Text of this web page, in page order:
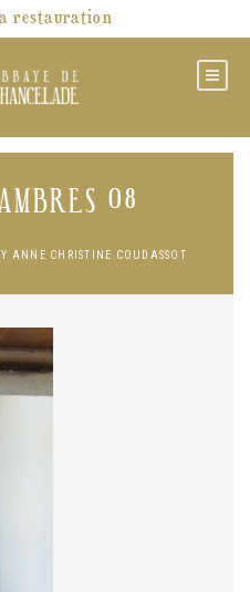
restauration
08
ANNE CHRISTINE COUDASSOT